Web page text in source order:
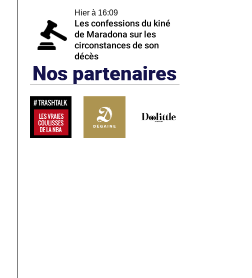
Hier à 16:09
Les confessions du kiné
de Maradona sur les
circonstances de son
décès
Nos partenaires